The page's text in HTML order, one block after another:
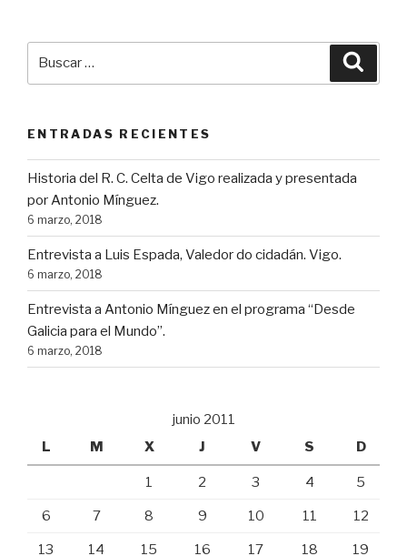
ENTRADAS RECIENTES
Historia del R. C. Celta de Vigo realizada y presentada
por Antonio Mínguez.
6 marzo, 2018
Entrevista a Luis Espada, Valedor do cidadán. Vigo.
6 marzo, 2018
Entrevista a Antonio Mínguez en el programa “Desde
Galicia para el Mundo”.
6 marzo, 2018
junio 2011
L
M X J V S D
1 2 3 4 5
6 7 8 9 10 11 12
13 14 15 16 17 18 19